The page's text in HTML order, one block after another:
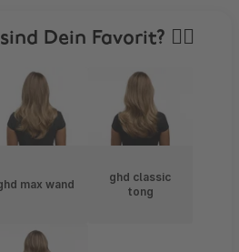
Dein Favorit? ❤️‍🔥
max wand
ghd classic
tong